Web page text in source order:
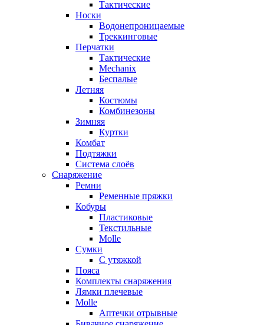
Тактические
Носки
Водонепроницаемые
Треккинговые
Перчатки
Тактические
Mechanix
Беспалые
Летняя
Костюмы
Комбинезоны
Зимняя
Куртки
Комбат
Подтяжки
Система слоёв
Снаряжение
Ремни
Ременные пряжки
Кобуры
Пластиковые
Текстильные
Molle
Сумки
С утяжкой
Пояса
Комплекты снаряжения
Лямки плечевые
Molle
Аптечки отрывные